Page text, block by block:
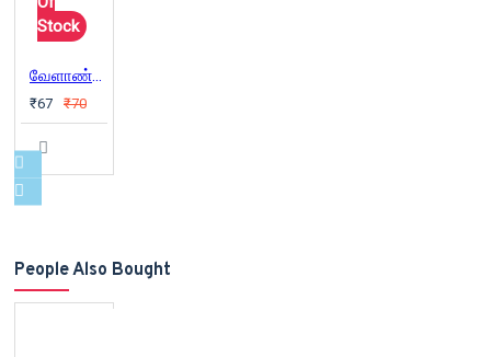
Stock
வேளாண்மையின் விடுதலை
₹67 ₹70
People Also Bought